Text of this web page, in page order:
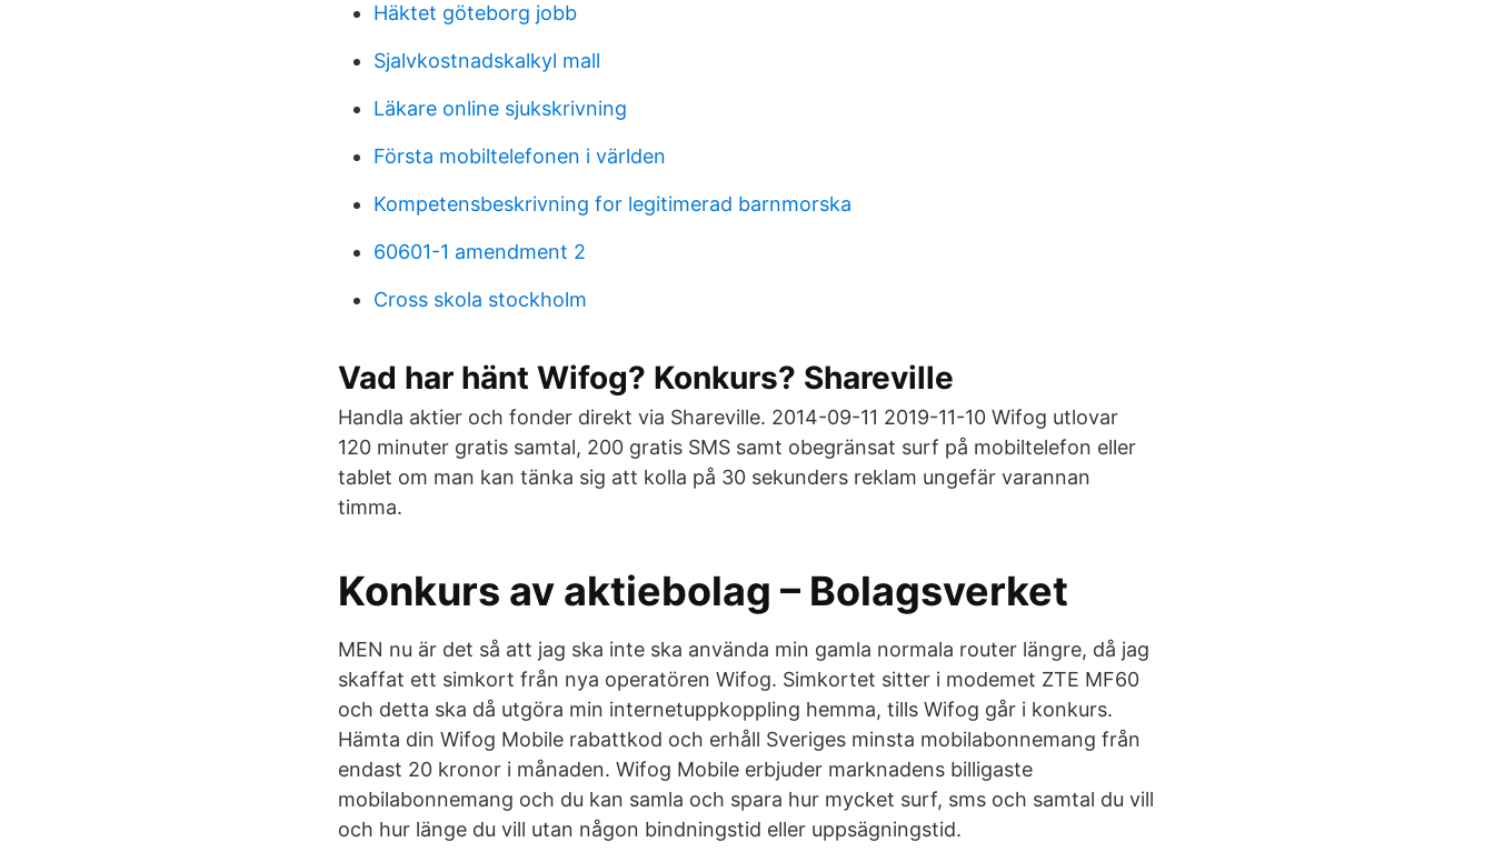
Häktet göteborg jobb
Sjalvkostnadskalkyl mall
Läkare online sjukskrivning
Första mobiltelefonen i världen
Kompetensbeskrivning for legitimerad barnmorska
60601-1 amendment 2
Cross skola stockholm
Vad har hänt Wifog? Konkurs? Shareville
Handla aktier och fonder direkt via Shareville. 2014-09-11 2019-11-10 Wifog utlovar
120 minuter gratis samtal, 200 gratis SMS samt obegränsat surf på mobiltelefon eller
tablet om man kan tänka sig att kolla på 30 sekunders reklam ungefär varannan
timma.
Konkurs av aktiebolag – Bolagsverket
MEN nu är det så att jag ska inte ska använda min gamla normala router längre, då jag
skaffat ett simkort från nya operatören Wifog. Simkortet sitter i modemet ZTE MF60
och detta ska då utgöra min internetuppkoppling hemma, tills Wifog går i konkurs.
Hämta din Wifog Mobile rabattkod och erhåll Sveriges minsta mobilabonnemang från
endast 20 kronor i månaden. Wifog Mobile erbjuder marknadens billigaste
mobilabonnemang och du kan samla och spara hur mycket surf, sms och samtal du vill
och hur länge du vill utan någon bindningstid eller uppsägningstid.